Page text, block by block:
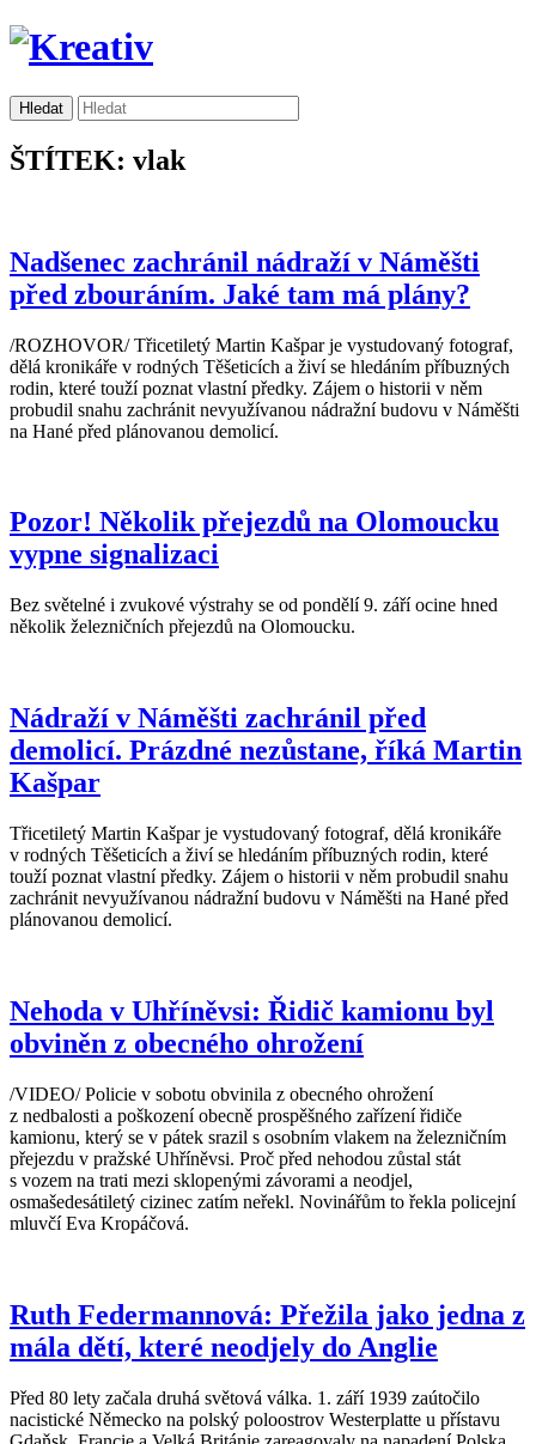
ŠTÍTEK: vlak
Nadšenec zachránil nádraží v Náměšti
před zbouráním. Jaké tam má plány?
/ROZHOVOR/ Třicetiletý Martin Kašpar je vystudovaný fotograf,
dělá kronikáře v rodných Těšeticích a živí se hledáním příbuzných
rodin, které touží poznat vlastní předky. Zájem o historii v něm
probudil snahu zachránit nevyužívanou nádražní budovu v Náměšti
na Hané před plánovanou demolicí.
Pozor! Několik přejezdů na Olomoucku
vypne signalizaci
Bez světelné i zvukové výstrahy se od pondělí 9. září ocine hned
několik železničních přejezdů na Olomoucku.
Nádraží v Náměšti zachránil před
demolicí. Prázdné nezůstane, říká Martin
Kašpar
Třicetiletý Martin Kašpar je vystudovaný fotograf, dělá kronikáře
v rodných Těšeticích a živí se hledáním příbuzných rodin, které
touží poznat vlastní předky. Zájem o historii v něm probudil snahu
zachránit nevyužívanou nádražní budovu v Náměšti na Hané před
plánovanou demolicí.
Nehoda v Uhříněvsi: Řidič kamionu byl
obviněn z obecného ohrožení
/VIDEO/ Policie v sobotu obvinila z obecného ohrožení
z nedbalosti a poškození obecně prospěšného zařízení řidiče
kamionu, který se v pátek srazil s osobním vlakem na železničním
přejezdu v pražské Uhříněvsi. Proč před nehodou zůstal stát
s vozem na trati mezi sklopenými závorami a neodjel,
osmašedesátiletý cizinec zatím neřekl. Novinářům to řekla policejní
mluvčí Eva Kropáčová.
Ruth Federmannová: Přežila jako jedna z
mála dětí, které neodjely do Anglie
Před 80 lety začala druhá světová válka. 1. září 1939 zaútočilo
nacistické Německo na polský poloostrov Westerplatte u přístavu